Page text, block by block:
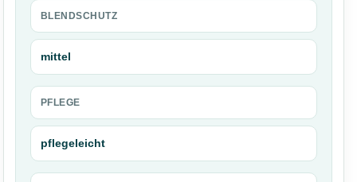
BLENDSCHUTZ
mittel
PFLEGE
pflegeleicht